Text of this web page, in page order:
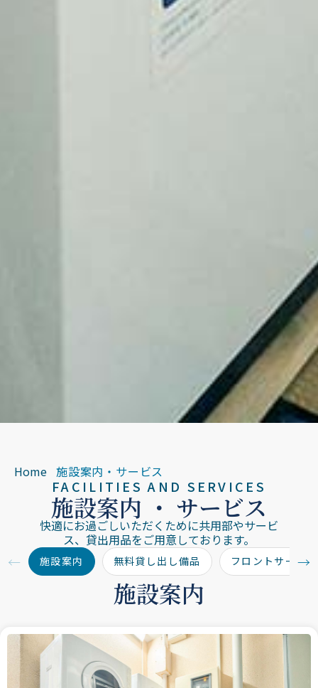
Home 施設案内・サービス
FACILITIES AND SERVICES
施設案内 ・ サービス
快適にお過ごしいただくために共用部やサービ
ス、貸出用品をご用意しております。
← 施設案内 無料貸し出し備品 フロントサービス
→
施設案内